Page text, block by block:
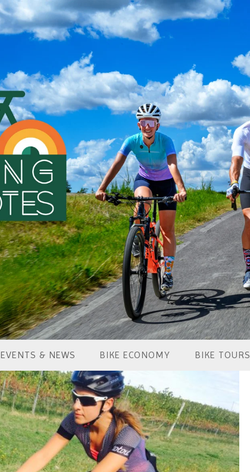
EVENTS & NEWS BIKE ECONOMY BIKE TOURS